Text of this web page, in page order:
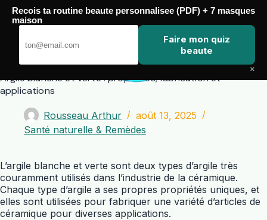
Passer
contenu
Argile blanche et verte : propriétés, fabrication et
applications
Rousseau Arthur
août 13, 2025
Santé naturelle & Remèdes
L’argile blanche et verte sont deux types d’argile très
couramment utilisés dans l’industrie de la céramique.
Chaque type d’argile a ses propres propriétés uniques, et
elles sont utilisées pour fabriquer une variété d’articles de
céramique pour diverses applications.
Recois ta routine beaute personnalisee (PDF) + 7 masques
maison
Faire mon quiz
beaute
×